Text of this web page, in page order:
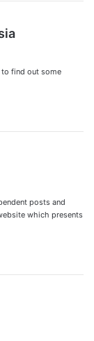
to find out some
posts and
which presents